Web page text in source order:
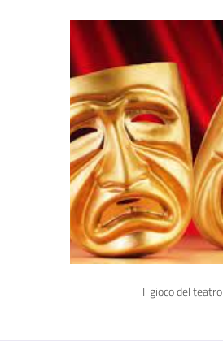
Il gioco del teatro